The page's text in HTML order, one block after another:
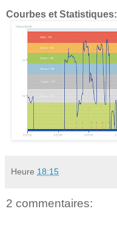
Courbes et Statistiques:
Heure 18:15
2 commentaires: